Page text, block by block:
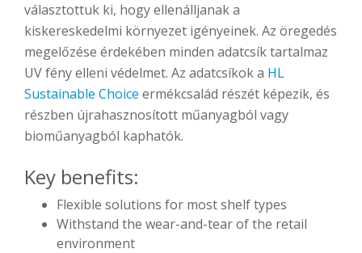
választottuk ki, hogy ellenálljanak a
kiskereskedelmi környezet igényeinek. Az öregedés
megelőzése érdekében minden adatcsík tartalmaz
UV fény elleni védelmet. Az adatcsíkok a HL
Sustainable Choice ermékcsalád részét képezik, és
részben újrahasznosított műanyagból vagy
bioműanyagból kaphatók.
Key benefits:
Flexible solutions for most shelf types
Withstand the wear-and-tear of the retail
environment